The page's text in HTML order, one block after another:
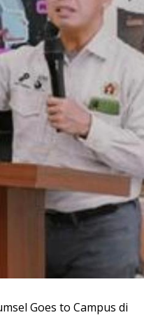
Goes to Campus di
Kebakaran Desa Teluk Terima
dari Arwani Alwani Cs